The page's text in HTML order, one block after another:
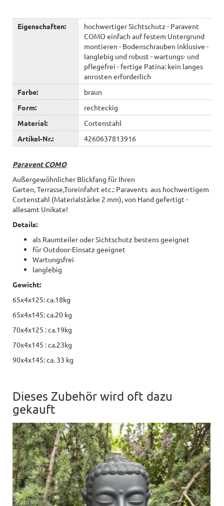
Eigenschaften:
hochwertiger Sichtschutz - Paravent
COMO einfach auf festem Untergrund
montieren - Bodenschrauben inklusive -
langlebig und robust - wartungs- und
pflegefrei - fertige Patina: kein langes
anrosten erforderlich
Farbe:
braun
Form:
rechteckig
Material:
Cortenstahl
Artikel-Nr.:
4260637813916
Paravent COMO
Außergewöhnlicher Blickfang für Ihren
Garten, Terrasse,Toreinfahrt etc.: Paravents aus hochwertigem
Cortenstahl (Materialstärke 2 mm), von Hand gefertigt -
allesamt Unikate!
Details:
als Raumteiler oder Sichtschutz bestens geeignet
für Outdoor-Einsatz geeignet
Wartungsfrei
langlebig
Gewicht:
65x4x125: ca.18kg
65x4x145: ca.20 kg
70x4x125 : ca.19kg
70x4x145 : ca.23kg
90x4x145: ca. 33 kg
Dieses Zubehör wird oft dazu
gekauft